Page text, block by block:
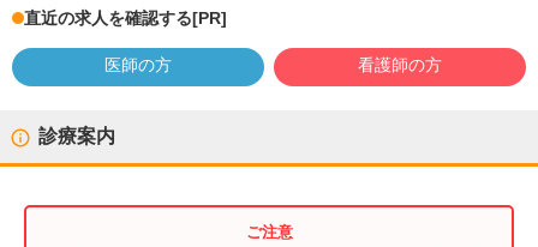
直近の求人を確認する[PR]
医師の方 看護師の方
診療案内